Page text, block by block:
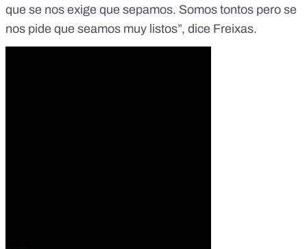
que se nos exige que sepamos. Somos tontos pero se
nos pide que seamos muy listos”, dice Freixas.